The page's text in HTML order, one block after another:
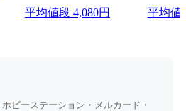
平均値段4,080円 平均値
ビーステーション・メルカード・